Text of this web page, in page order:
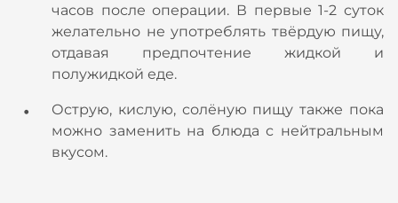
часов после операции. В первые 1-2 суток
желательно не употреблять твёрдую пищу,
отдавая предпочтение жидкой и
полужидкой еде.
Острую, кислую, солёную пищу также пока
можно заменить на блюда с нейтральным
вкусом.